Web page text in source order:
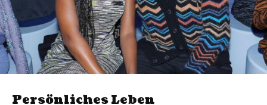
Persönliches Leben